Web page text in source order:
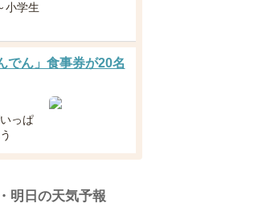
小学生
でん」食事券が20名
っぱ
明日の天気予報